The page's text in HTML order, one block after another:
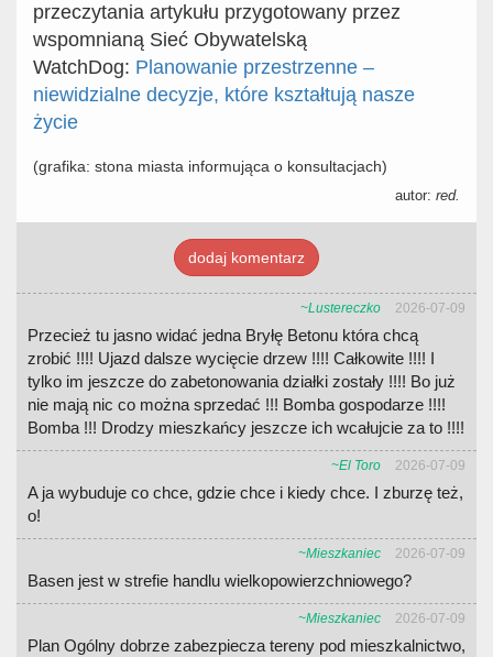
przeczytania artykułu przygotowany przez
wspomnianą Sieć Obywatelską
WatchDog: Planowanie przestrzenne –
niewidzialne decyzje, które kształtują nasze
życie
(grafika: stona miasta informująca o konsultacjach)
autor: red.
dodaj komentarz
~Lustereczko 2026-07-09
Przecież tu jasno widać jedna Bryłę Betonu która chcą
zrobić !!!! Ujazd dalsze wycięcie drzew !!!! Całkowite !!!! I
tylko im jeszcze do zabetonowania działki zostały !!!! Bo już
nie mają nic co można sprzedać !!! Bomba gospodarze !!!!
Bomba !!! Drodzy mieszkańcy jeszcze ich wcałujcie za to !!!!
~El Toro 2026-07-09
A ja wybuduje co chce, gdzie chce i kiedy chce. I zburzę też,
o!
~Mieszkaniec 2026-07-09
Basen jest w strefie handlu wielkopowierzchniowego?
~Mieszkaniec 2026-07-09
Plan Ogólny dobrze zabezpiecza tereny pod mieszkalnictwo,